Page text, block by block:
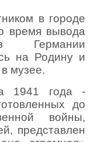
в городе
время вывода
Германии
на Родину и
музее.
1941 года -
до
войны,
представлен